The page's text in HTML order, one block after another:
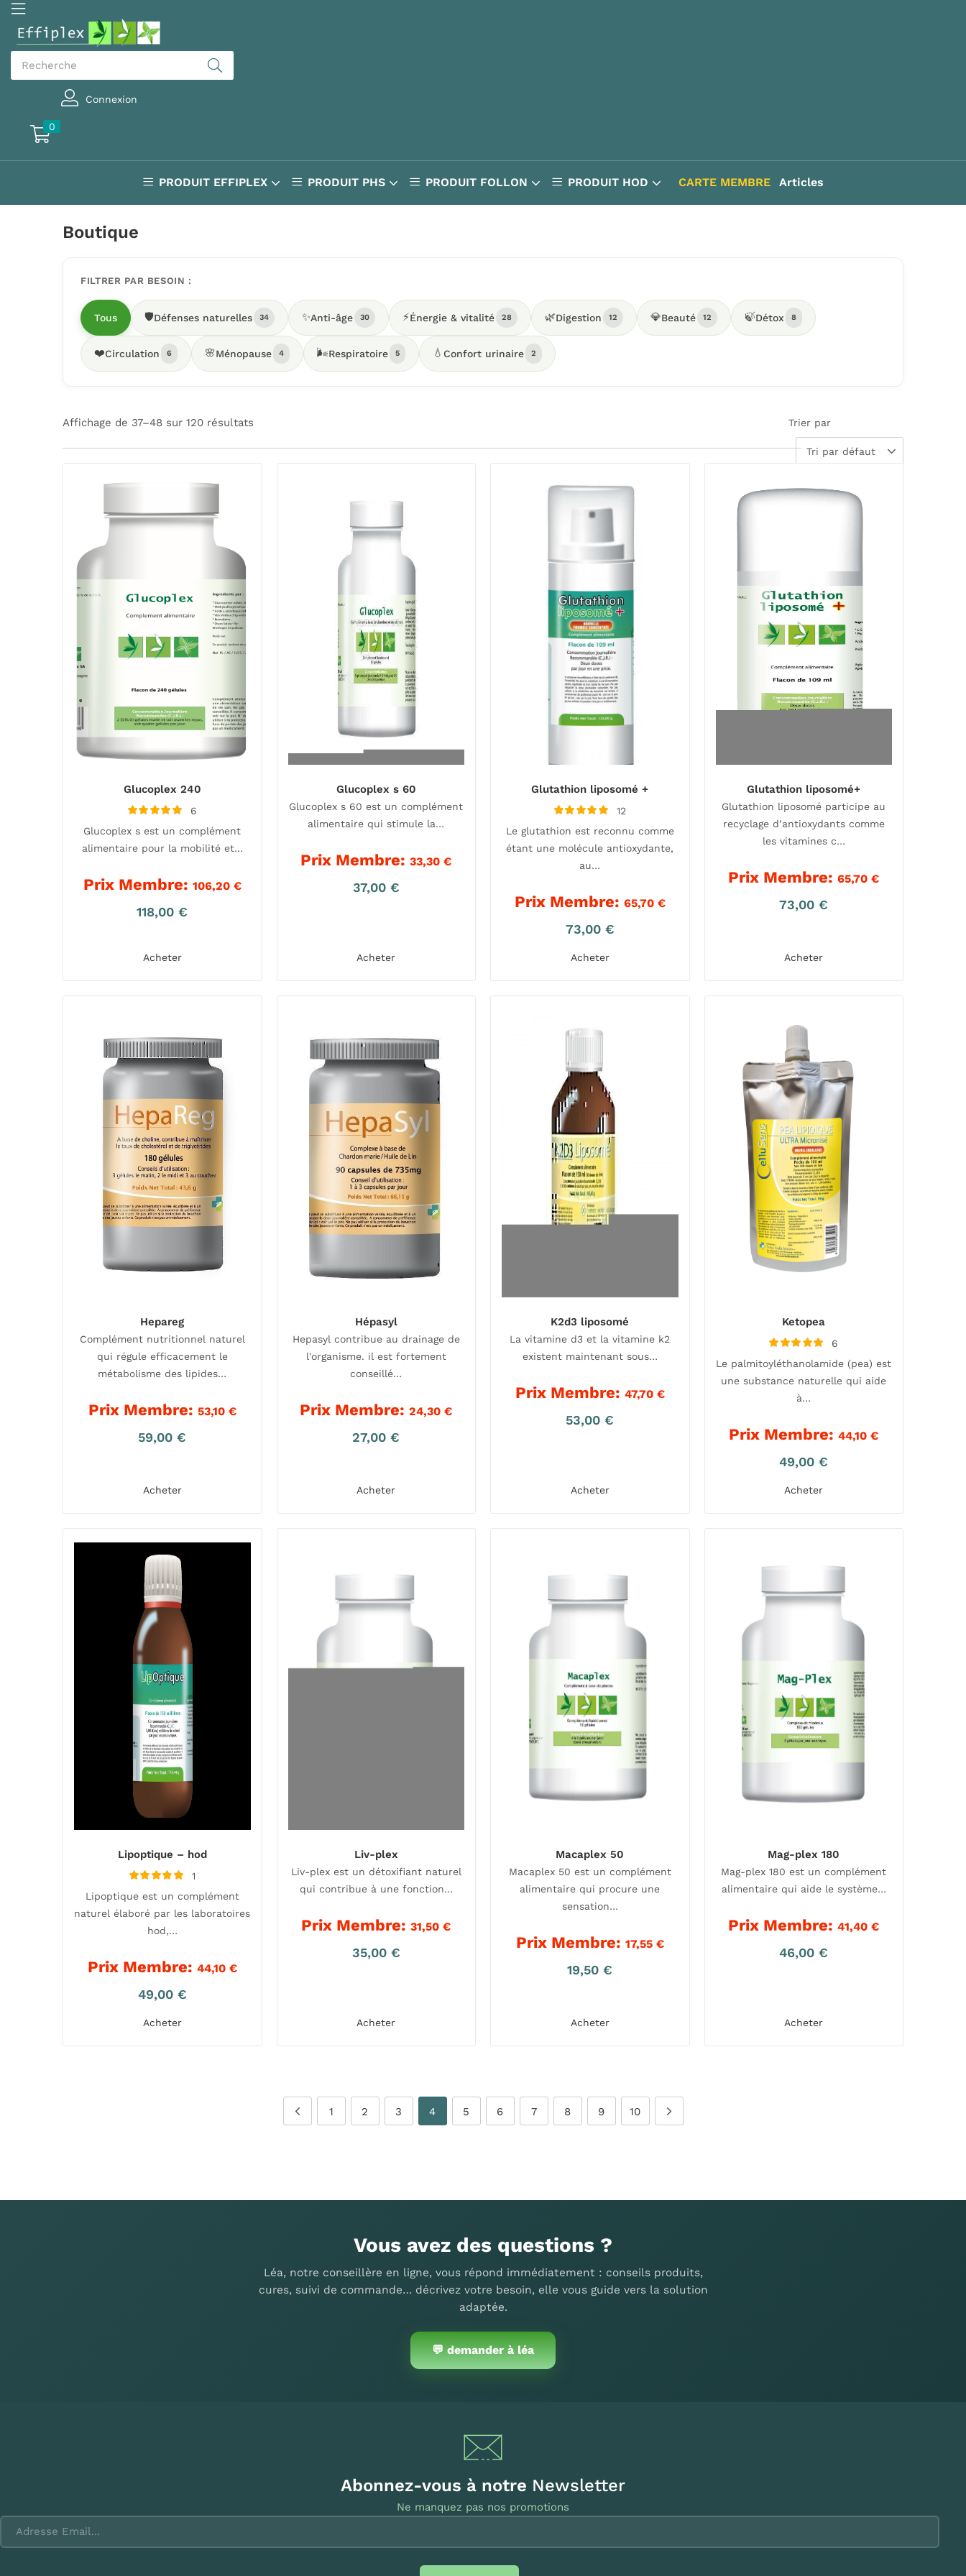
Connexion
0
PRODUIT EFFIPLEX PRODUIT PHS PRODUIT FOLLON PRODUIT HOD CARTE MEMBRE Articles
Boutique
FILTRER PAR BESOIN :
Tous 🛡️Défenses naturelles 34 ✨Anti-âge 30 ⚡Énergie & vitalité 28 🌿Digestion 12 💎Beauté 12 🍃Détox 8
❤️Circulation 6 🌸Ménopause 4 🌬️Respiratoire 5 💧 Confort urinaire 2
Affichage de 37–48 sur 120 résultats Trier par
Tri par défaut
Glucoplex 240
5.00
6
Glucoplex s est un complément
alimentaire pour la mobilité et…
Prix Membre: 106,20 €
118,00€
Acheter
Glucoplex s 60
Glucoplex s 60 est un complément
alimentaire qui stimule la…
Prix Membre:33,30€
37,00 €
Acheter
Glutathion liposomé +
4.67
sur 5
12
Le glutathion est reconnu comme
étant une molécule antioxydante,
au…
Prix Membre: 65,70 €
73,00 €
Acheter
Glutathion liposomé+
Glutathion liposomé participe au
recyclage d’antioxydants comme
les vitamines c…
Prix Membre:65,70€
73,00€
Acheter
Hepareg
Complément nutritionnel naturel
qui régule efficacement le
métabolisme des lipides…
Prix Membre: 53,10 €
59,00€
Acheter
Hépasyl
Hepasyl contribue au drainage de
l'organisme. il est fortement
conseillé…
Prix Membre:24,30€
27,00€
Acheter
K2d3 liposomé
La vitamine d3 et la vitamine k2
existent maintenant sous…
Prix Membre: 47,70 €
53,00€
Acheter
Ketopea
5.00
6
Le palmitoyléthanolamide (pea) est
une substance naturelle qui aide
à…
Prix Membre:44,10€
49,00€
Acheter
Lipoptique – hod
5.00
sur 5
1
Lipoptique est un complément
naturel élaboré par les laboratoires
hod,…
Prix Membre: 44,10 €
49,00 €
Acheter
Liv-plex
Liv-plex est un détoxifiant naturel
qui contribue à une fonction…
Prix Membre:31,50€
35,00 €
Acheter
Macaplex 50
Macaplex 50 est un complément
alimentaire qui procure une
sensation…
Prix Membre: 17,55 €
19,50€
Acheter
Mag-plex 180
Mag-plex 180 est un complément
alimentaire qui aide le système…
Prix Membre:41,40€
46,00€
Acheter
1 2 3 4 5 6 7 8 9 10
Vous avez des questions ?
Léa, notre conseillère en ligne, vous répond immédiatement : conseils produits,
cures, suivi de commande… décrivez votre besoin, elle vous guide vers la solution
adaptée.
💬 demander à léa
Abonnez-vous à notre Newsletter
Ne manquez pas nos promotions